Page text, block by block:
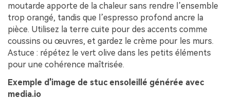
moutarde apporte de la chaleur sans rendre l’ensemble
trop orangé, tandis que l’espresso profond ancre la
pièce. Utilisez la terre cuite pour des accents comme
coussins ou œuvres, et gardez le crème pour les murs.
Astuce : répétez le vert olive dans les petits éléments
pour une cohérence maîtrisée.
Exemple d'image de stuc ensoleillé générée avec
media.io